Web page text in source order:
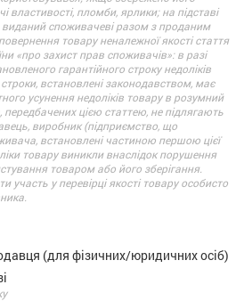
властивості, пломби, ярлики; на підставі
виданий споживачеві разом з проданим
товару неналежної якості стаття
«про захист прав споживачів»: в разі
гарантійного строку недоліків
встановлені законодавством, має
усунення недоліків товару в розумний
цією статтею, не підлягають
виробник (підприємство, що
встановлені частиною першою цієї
товару виникли внаслідок порушення
товаром або його зберігання.
у перевірці якості товару особисто
(для фізичних/юридичних осіб)